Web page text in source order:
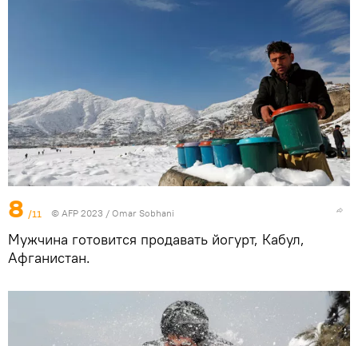
8 /11 © AFP 2023 / Omar Sobhani
Мужчина готовится продавать йогурт, Кабул,
Афганистан.